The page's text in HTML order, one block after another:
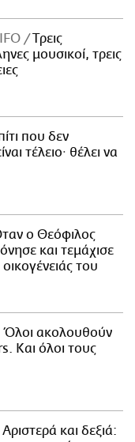
Tρεις
μουσικοί, τρεις
που δεν
τέλειο· θέλει να
ο Θεόφιλος
και τεμάχισε
του
Όλοι ακολουθούν
Και όλοι τους
Αριστερά και δεξιά: